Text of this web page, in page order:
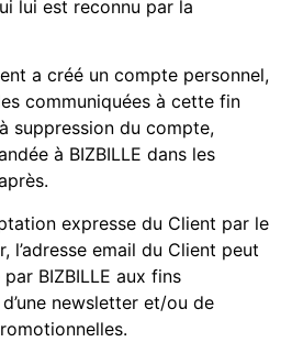
lui est reconnu par la
a créé un compte personnel,
communiquées à cette fin
suppression du compte,
à BIZBILLE dans les
expresse du Client par le
l’adresse email du Client peut
BIZBILLE aux fins
newsletter et/ou de